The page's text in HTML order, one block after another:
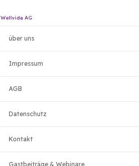
Wellvida AG
über uns
Impressum
AGB
Datenschutz
Kontakt
Gastbeiträge & Webinare